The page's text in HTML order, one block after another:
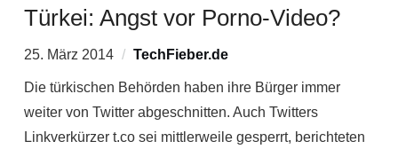
Türkei: Angst vor Porno-Video?
25. März 2014 TechFieber.de
Die türkischen Behörden haben ihre Bürger immer
weiter von Twitter abgeschnitten. Auch Twitters
Linkverkürzer t.co sei mittlerweile gesperrt, berichteten